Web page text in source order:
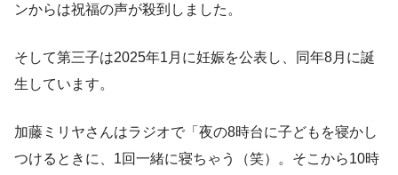
ンからは祝福の声が殺到しました。
そして第三子は2025年1月に妊娠を公表し、同年8月に誕
生しています。
加藤ミリヤさんはラジオで「夜の8時台に子どもを寝かし
つけるときに、1回一緒に寝ちゃう（笑）。そこから10時